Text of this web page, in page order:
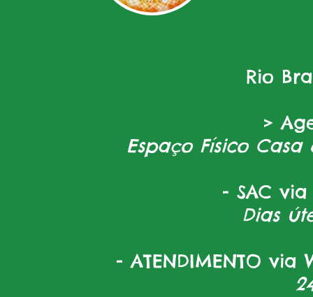
Rio
>
Espaço Físico Casa
- SAC via
Dias
- ATENDIMENTO via